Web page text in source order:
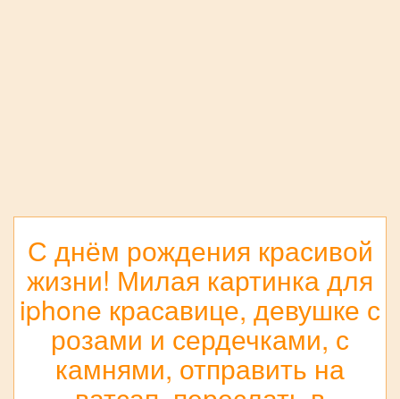
С днём рождения красивой
жизни! Милая картинка для
iphone красавице, девушке с
розами и сердечками, с
камнями, отправить на